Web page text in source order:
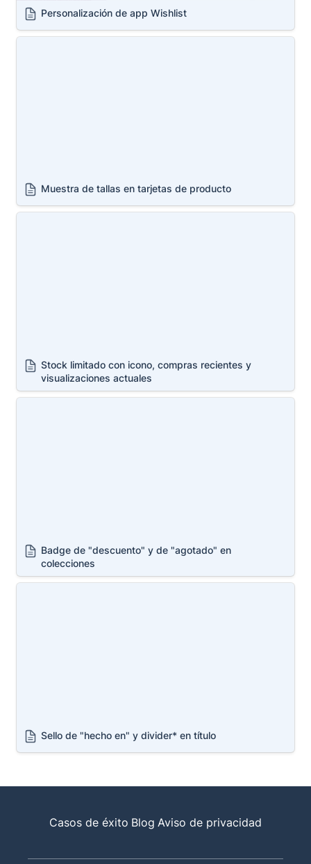
Personalización de app Wishlist
Muestra de tallas en tarjetas de producto
Stock limitado con icono, compras recientes y
visualizaciones actuales
Badge de "descuento" y de "agotado" en
colecciones
Sello de "hecho en" y divider* en título
Casos de éxito Blog Aviso de privacidad